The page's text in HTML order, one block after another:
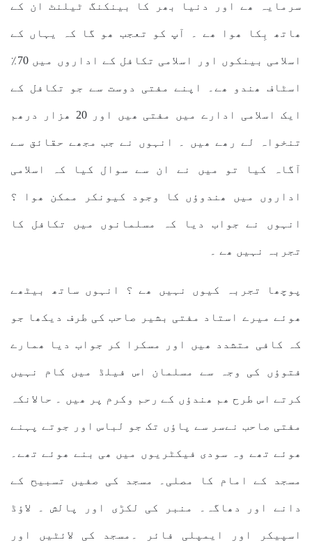
سرمایہ ھے اور دنیا بھر کا بینکنگ ٹیلنٹ ان کے
ھاتھ بِکا ھوا ھے ۔ آپ کو تعجب ھو گا کہ یہاں کے
اسلامی بینکوں اور اسلامی تکافل کے اداروں میں 70٪
اسٹاف ھندو ھے۔ اپنے مفتی دوست سے جو تکافل کے
ایک اسلامی ادارے میں مفتی ھیں اور 20 ھزار درھم
تنخواہ لے رھے ھیں ۔ انہوں نے جب مجھے حقائق سے
آگاہ کیا تو میں نے ان سے سوال کیا کہ اسلامی
اداروں میں ھندوؤں کا وجود کیونکر ممکن ھوا ؟
انہوں نے جواب دیا کہ مسلمانوں میں تکافل کا
تجربہ نہیں ھے ۔
پوچھا تجربہ کیوں نہیں ھے ؟ انہوں ساتھ بیٹھے
ھوئے میرے استاد مفتی بشیر صاحب کی طرف دیکھا جو
کہ کافی متشدد ھیں اور مسکرا کر جواب دیا ھمارے
فتوؤں کی وجہ سے مسلمان اس فیلڈ میں کام نہیں
کرتے اس طرح ھم ھندؤں کے رحم وکرم پر ھیں ۔ حالانکہ
مفتی صاحب نےسر سے پاؤں تک جو لباس اور جوتے پہنے
ھوئے تھے وہ سودی فیکٹریوں میں ھی بنے ھوئے تھے۔
مسجد کے امام کا مصلی۔ مسجد کی صفیں تسبیح کے
دانے اور دھاگہ۔ منبر کی لکڑی اور پالش ۔ لاؤڈ
اسپیکر اور ایمپلی فائر ۔مسجد کی لائٹیں اور